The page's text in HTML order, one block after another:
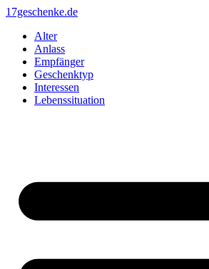
Zum
springen
17geschenke.de
Alter
Anlass
Empfänger
Geschenktyp
Interessen
Lebenssituation